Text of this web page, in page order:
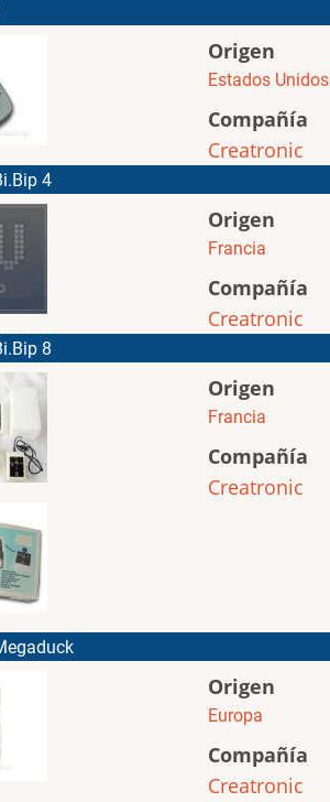
Origen
Estados Unidos
Compañía
Creatronic
4
Origen
Francia
Compañía
Creatronic
8
Origen
Francia
Compañía
Creatronic
Origen
Europa
Compañía
Creatronic